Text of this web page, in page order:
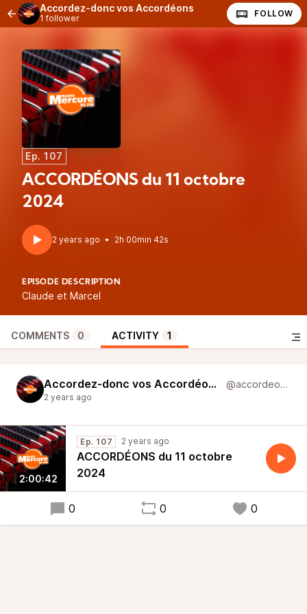
Accordez-donc vos Accordéons
1 follower FOLLOW
Ep. 107
ACCORDÉONS du 11 octobre
2024
2 years ago • 2h 00min 42s
EPISODE DESCRIPTION
Claude et Marcel
COMMENTS 0 ACTIVITY 1
Accordez-donc vos Accordéons @accordeons
2 years ago
2:00:42
Ep. 107 2 years ago
ACCORDÉONS du 11 octobre
2024
0 0 0